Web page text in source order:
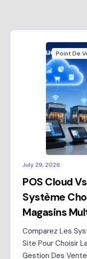
Point De
July 29, 2026
POS Cloud
Système
Magasins
Comparez Les
Site Pour Choisir
Gestion Des